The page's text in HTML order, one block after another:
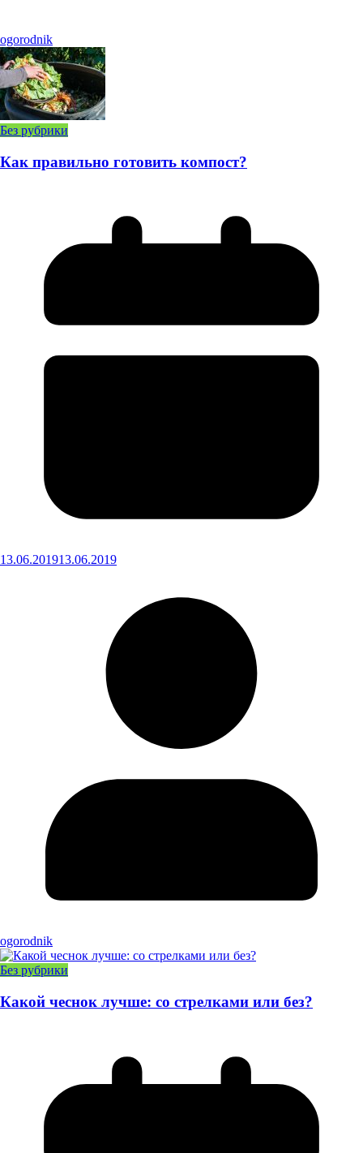
ogorodnik
Без рубрики
Как правильно готовить компост?
13.06.201913.06.2019
ogorodnik
Без рубрики
Какой чеснок лучше: со стрелками или без?